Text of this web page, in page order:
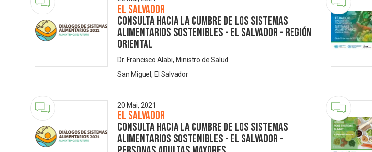
El Salvador
Consulta hacia la Cumbre de los Sistemas
Alimentarios Sostenibles - El Salvador - Región
Oriental
Dr. Francisco Alabi, Ministro de Salud
San Miguel, El Salvador
20 Mai, 2021
El Salvador
Consulta hacia la Cumbre de los Sistemas
Alimentarios Sostenibles - El Salvador -